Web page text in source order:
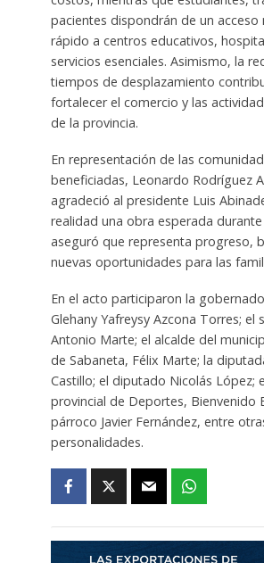
pacientes dispondrán de un acceso
rápido a centros educativos,
servicios esenciales. Asimismo, la
tiempos de desplazamiento
fortalecer el comercio y las
de la provincia.
En representación de las
beneficiadas, Leonardo Rodríguez
agradeció al presidente Luis
realidad una obra esperada
aseguró que representa progreso,
nuevas oportunidades para las
En el acto participaron la
Glehany Yafreysy Azcona Torres; el
Antonio Marte; el alcalde del
de Sabaneta, Félix Marte; la
Castillo; el diputado Nicolás López;
provincial de Deportes, Bienvenido
párroco Javier Fernández, entre
personalidades.